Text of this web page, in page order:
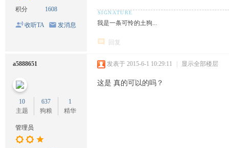
积分 1608
收听TA 发消息 我是一条可怜的土狗...
回复
a5888651
10
主题
637
狗粮
1
精华
管理员
发表于 2015-6-1 10:29:11 | 显示全部楼层
这是 真的可以的吗？